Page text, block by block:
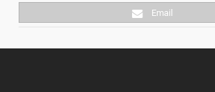
Email